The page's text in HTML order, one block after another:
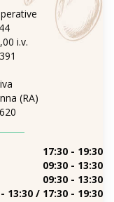
i.v.
(RA)
17:30 - 19:30
09:30 - 13:30
09:30 - 13:30
13:30 / 17:30 - 19:30